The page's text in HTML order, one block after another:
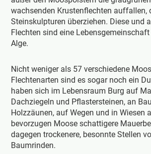
wachsenden Krustenflechten auffallen,
Steinskulpturen überziehen. Diese und
Flechten sind eine
Alge.
Nicht weniger als 57 verschiedene
Flechtenarten sind es sogar noch ein
haben sich im Lebensraum Burg auf
Dachziegeln und Pflastersteinen, an
Holzzäunen, auf Wegen und in Wiesen
bevorzugen Moose schattigere
dagegen trockenere, besonnte Stellen
Baumrinden.